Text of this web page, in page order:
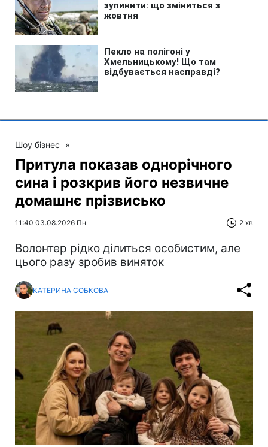
Шоу бізнес »
Притула показав однорічного
сина і розкрив його незвичне
домашнє прізвисько
11:40 03.08.2026 Пн 2 хв
Волонтер рідко ділиться особистим, але
цього разу зробив виняток
КАТЕРИНА СОБКОВА